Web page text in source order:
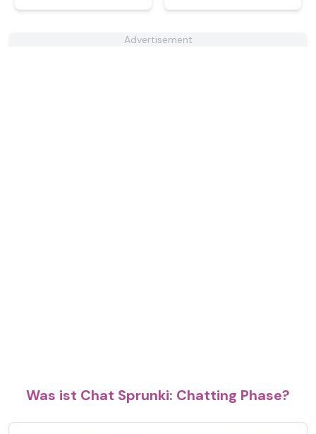
Advertisement
Was ist Chat Sprunki: Chatting Phase?